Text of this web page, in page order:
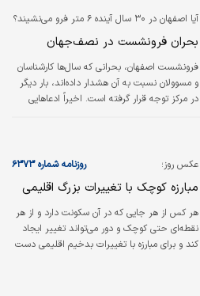
‌شده در این نمونه نیز می‌توانند از طریق فرآیندهای
آیا اصفهان در ۳۰ سال آینده ۶ متر فرو می‌نشیند؟
بحران فرونشست در نصف‌جهان
فرونشست اصفهان، بحرانی که سال‌ها کارشناسان
و مسوولان نسبت به آن هشدار داده‌اند، بار دیگر
در مرکز توجه قرار گرفته است. اخیراً ادعاهایی
واقعی و علمی هستند؟
عکس‌ روز؛ روزنامه شماره ۶۳۷۳
مبارزه کوچک با تغییرات بزرگ اقلیمی
هر کس از هر جایی که در آن سکونت دارد و از هر
نقطه‌ای حتی کوچک و دور می‌تواند تغییر ایجاد
کند و برای مبارزه با تغییرات بدخیم اقلیمی دست